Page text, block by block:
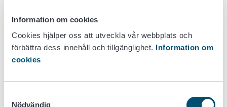
Information om cookies
Cookies hjälper oss att utveckla vår webbplats och
förbättra dess innehåll och tillgänglighet. Information om
cookies
Nödvändig
särskilt för energirelaterade investeringar samt för grundlig
Energiinvesteringarna har redan ökat i flera år och på basis
av årets första stödperiod verkar det som om dessa
investeringar fortfarande förblir höga. Jordbrukarna